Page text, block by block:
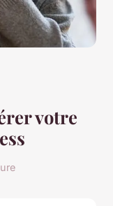
votre